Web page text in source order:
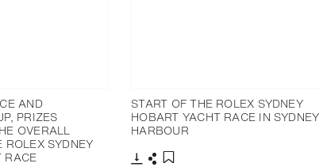
AND
PRIZES
OVERALL
ROLEX SYDNEY
RACE
START OF THE ROLEX SYDNEY
HOBART YACHT RACE IN SYDNEY
HARBOUR